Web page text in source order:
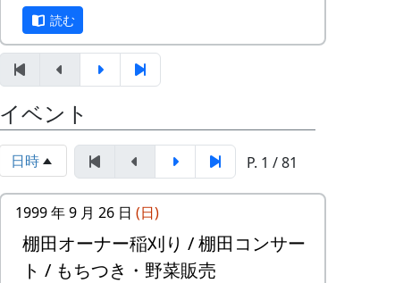
としてたら、他のバンドに目茶苦茶うらや
ましがられたのを覚えています。
しばらくメンバーのお家では、おいしい“た
まごかけごはん”や“卵料理”を味わうことが
でき、「音楽やっててよかったなあ」と思
った瞬間でした～。 (ポン四郎）
棚田のイネに
6
ふるさと加美の
⾥へ
棚⽥の⾵
8
この町で
9
⻩⾦の海
アンジェラ
10
帰ってきたよ
H
CORPORATION
11
帰郷〜2000〜9
⽉吉⽇
三畳⼀間
- アンジェラ
僕は棚
1999
- アンジェラ
棚⽥の
⾵
1999
- アンジェラ
棚⽥の
ジへ
1999
- アンジェラ
⻩⾦の
読む
イベント
日時 P. 1 / 81
1999 年 9 月 26 日 (日)
棚田オーナー稲刈り / 棚田コンサー
ト / もちつき・野菜販売